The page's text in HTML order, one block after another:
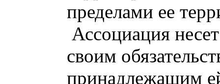
пределами ее
Ассоциация
своим
принадлежащим